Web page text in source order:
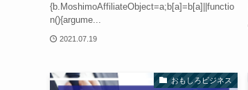
{b.MoshimoAffiliateObject=a;b[a]=b[a]||functio
n(){argume...
2021.07.19
おもしろビジネス